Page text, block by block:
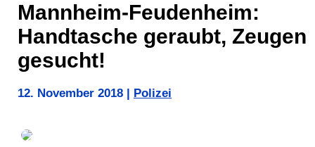
Mannheim-Feudenheim:
Handtasche geraubt, Zeugen
gesucht!
12. November 2018 Polizei